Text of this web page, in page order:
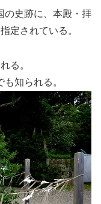
の史跡に、本殿・拝
定されている。
る。
知られる。